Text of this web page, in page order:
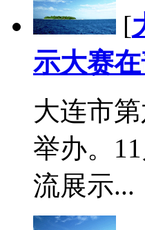
[
示大赛
大连市
举办。
流展示...